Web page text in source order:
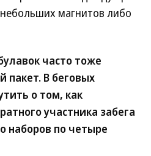
магнитов либо
часто тоже
пакет. В беговых
о том, как
участника забега
наборов по четыре